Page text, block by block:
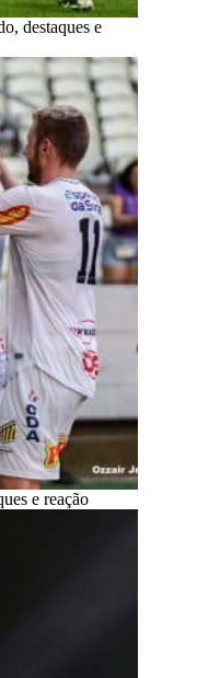
destaques e
e reação